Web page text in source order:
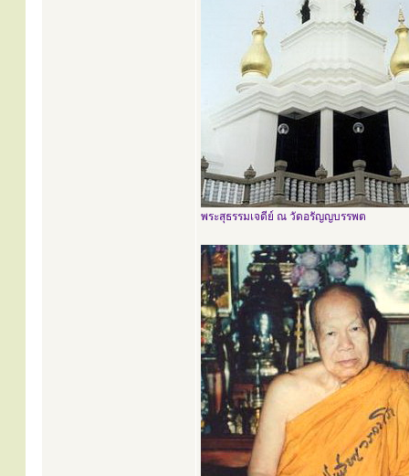
พระสุธรรมเจดีย์ ณ วัดอรัญญบรรพต